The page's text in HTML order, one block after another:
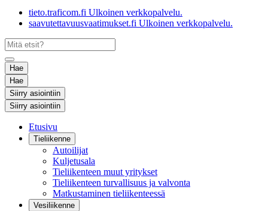
tieto.traficom.fi Ulkoinen verkkopalvelu.
saavutettavuusvaatimukset.fi Ulkoinen verkkopalvelu.
Hae
Hae
Siirry asiointiin
Siirry asiointiin
Etusivu
Tieliikenne
Autoilijat
Kuljetusala
Tieliikenteen muut yritykset
Tieliikenteen turvallisuus ja valvonta
Matkustaminen tieliikenteessä
Vesiliikenne